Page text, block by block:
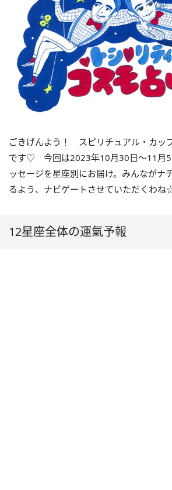
ごきげんよう！ スピリチュアル・カッ
です♡ 今回は2023年10月30日〜11 月5
ッセージを星座別にお届け。みんながナ
るよう、ナビゲートさせていただくわね
12星座全体の運氣予報